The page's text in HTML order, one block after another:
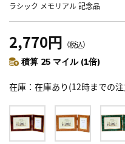
ラシック メモリアル 記念品
2,770円 （税込）
積算 25 マイル (1倍)
在庫 在庫あり(12時までの